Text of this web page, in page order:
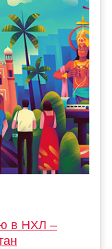
в НХЛ –